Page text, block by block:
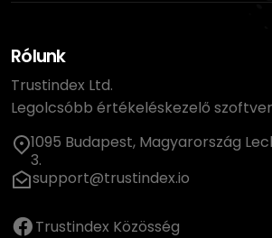
Rólunk
Trustindex Ltd.
Legolcsóbb értékeléskezelő szoftver
1095 Budapest, Magyarország
3.
support@trustindex.io
Trustindex Közösség